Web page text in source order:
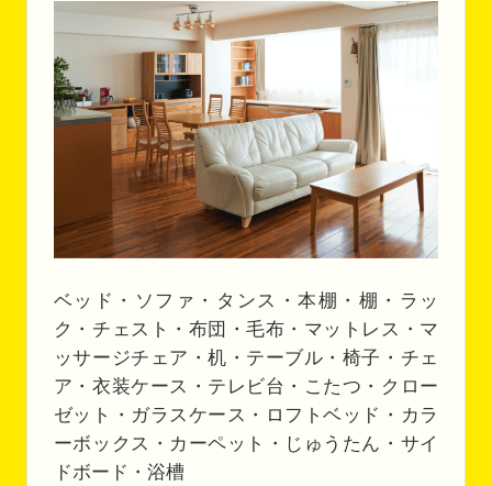
ベッド・ソファ・タンス・本棚・棚・ラッ
ク・チェスト・布団・毛布・マットレス・マ
ッサージチェア・机・テーブル・椅子・チェ
ア・衣装ケース・テレビ台・こたつ・クロー
ゼット・ガラスケース・ロフトベッド・カラ
ーボックス・カーペット・じゅうたん・サイ
ドボード・浴槽